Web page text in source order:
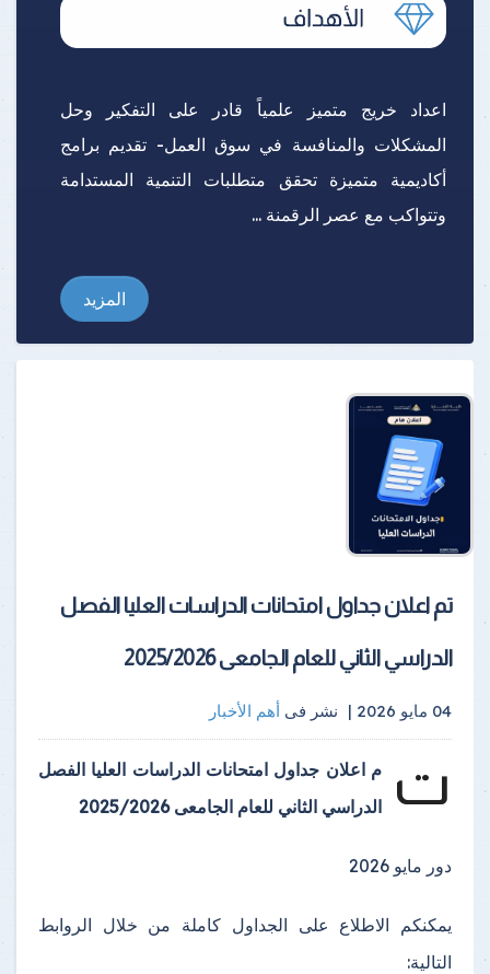
اعداد خريج متميز علمياً قادر على التفكير وحل
المشكلات والمنافسة في سوق العمل- تقديم برامج
أكاديمية متميزة تحقق متطلبات التنمية المستدامة
وتتواكب مع عصر الرقمنة ...
المزيد
تم اعلان جداول امتحانات الدراسات العليا الفصل
الدراسي الثاني للعام الجامعى 2025/2026
04 مايو 2026 | نشر فى أهم الأخبار
ت
م اعلان جداول امتحانات الدراسات العليا الفصل
الدراسي الثاني للعام الجامعى 2025/2026
دور مايو 2026
يمكنكم الاطلاع على الجداول كاملة من خلال الروابط
التالية: